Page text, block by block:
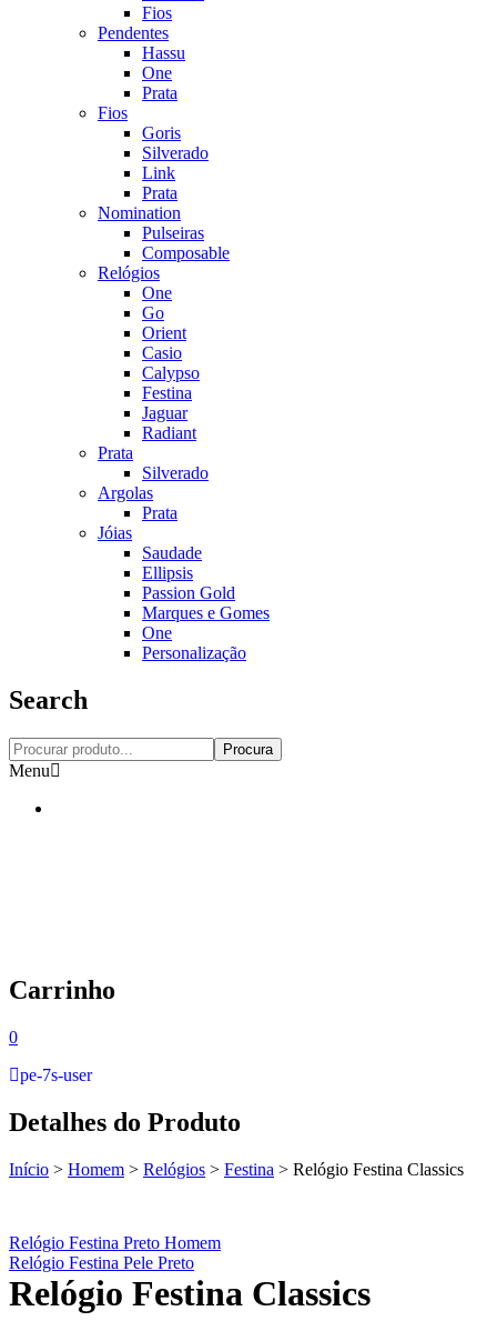
Fios
Pendentes
Hassu
One
Prata
Fios
Goris
Silverado
Link
Prata
Nomination
Pulseiras
Composable
Relógios
One
Go
Orient
Casio
Calypso
Festina
Jaguar
Radiant
Prata
Silverado
Argolas
Prata
Jóias
Saudade
Ellipsis
Passion Gold
Marques e Gomes
One
Personalização
Search
Procura
Menu
Carrinho
0
pe-7s-user
Detalhes do Produto
Início > Homem > Relógios > Festina > Relógio Festina Classics
Relógio Festina Preto Homem
Relógio Festina Pele Preto
Relógio Festina Classics